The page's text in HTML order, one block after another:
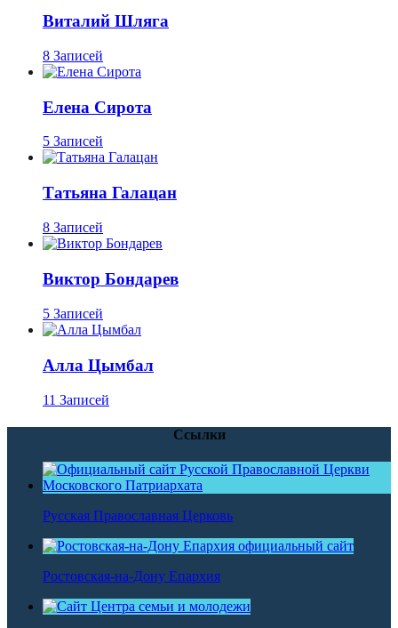
Виталий Шляга
8 Записей
Елена Сирота
5 Записей
Татьяна Галацан
8 Записей
Виктор Бондарев
5 Записей
Алла Цымбал
11 Записей
Ссылки
Русская Православная Церковь
Ростовская-на-Дону Епархия